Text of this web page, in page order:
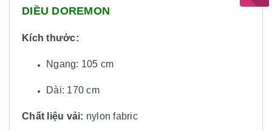
DIỀU DOREMON
Kích thước:
Ngang: 105 cm
Dài: 170 cm
Chất liệu vải: nylon fabric